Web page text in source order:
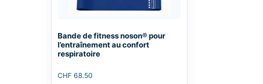
Bande de fitness noson® pour
l’entraînement au confort
respiratoire
CHF 68.50